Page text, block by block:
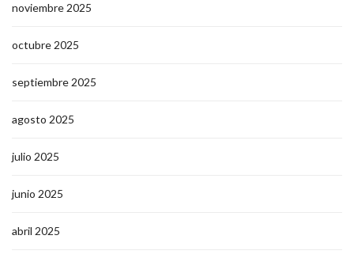
noviembre 2025
octubre 2025
septiembre 2025
agosto 2025
julio 2025
junio 2025
abril 2025